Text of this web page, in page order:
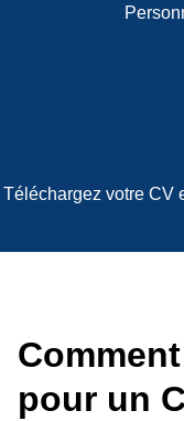
Téléchargez votre CV
pour un